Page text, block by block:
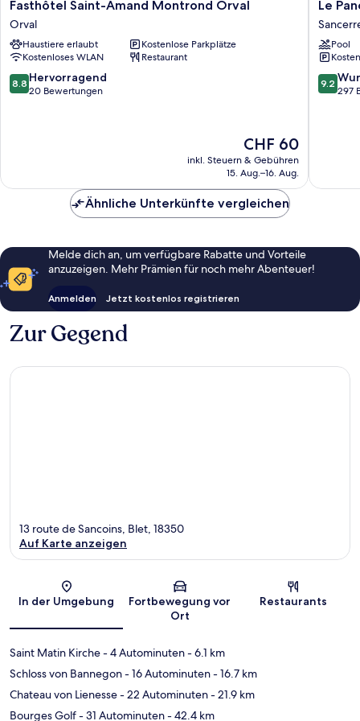
Saint-
Amand
Montrond
Orval
Orval
Fasthôtel Saint-Amand Montrond Orval
Orval
Haustiere erlaubt
Kostenlose Parkplätze
Kostenloses WLAN
Restaurant
8.8
von
8.8 Hervorragend
20 Bewertungen
Der
Preis
beträgt
CHF 60
inkl. Steuern & Gebühren
15. Aug.–16. Aug.
Hôtel
Le
Pool
9.2
von
9.2
297
Ähnliche Unterkünfte vergleichen
Melde dich an, um verfügbare Rabatte und Vorteile
anzuzeigen. Mehr Prämien für noch mehr Abenteuer!
Anmelden Jetzt kostenlos registrieren
Zur Gegend
Karte
13 route de Sancoins, Blet, 18350
Auf Karte anzeigen
In der Umgebung
Fortbewegung vor
Ort
Restaurants
Saint Matin Kirche- 4 Autominuten- 6.1 km
Schloss von Bannegon- 16 Autominuten- 16.7 km
Chateau von Lienesse- 22 Autominuten- 21.9 km
Bourges Golf- 31 Autominuten- 42.4 km